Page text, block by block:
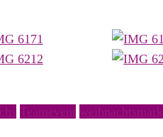
Teamevent weihnachtsmarkt